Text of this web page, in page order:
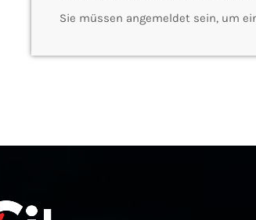
Sie müssen angemeldet sein, um